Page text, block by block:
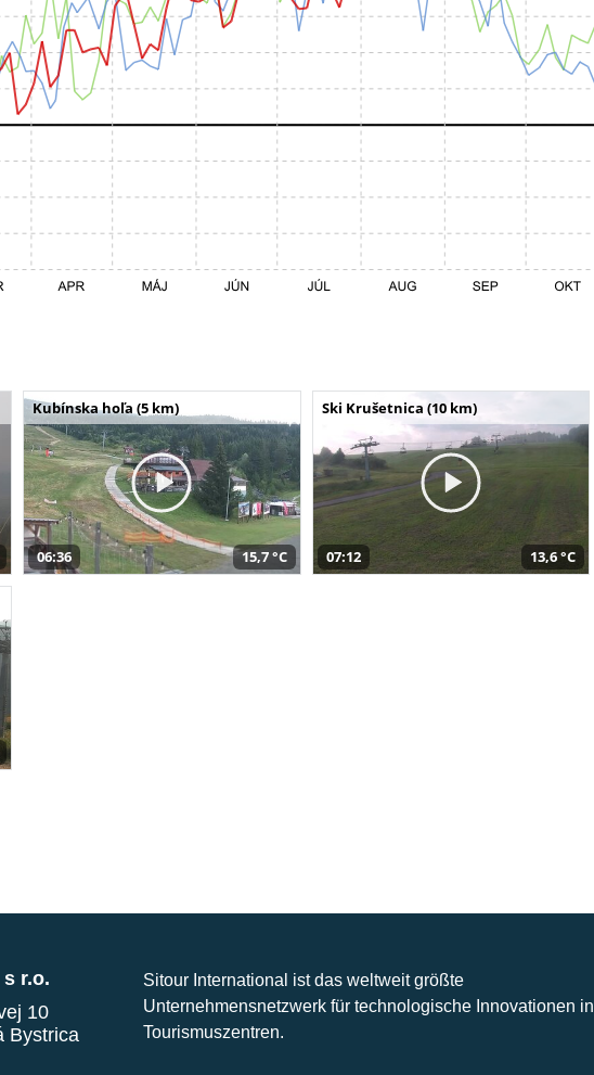
Kubínska hoľa (5 km)
06:36 15,7 °C
Ski Krušetnica (10 km)
07:12 13,6 °C
r.o.
10
Bystrica
Sitour International ist das weltweit größte
Unternehmensnetzwerk für technologische Innovationen in
Tourismuszentren.